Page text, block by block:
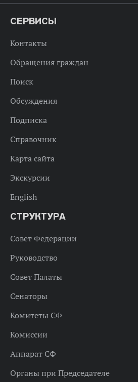
СЕРВИСЫ
Контакты
Обращения граждан
Поиск
Обсуждения
Подписка
Справочник
Карта сайта
Экскурсии
English
СТРУКТУРА
Совет Федерации
Руководство
Совет Палаты
Сенаторы
Комитеты СФ
Комиссии
Аппарат СФ
Органы при Председателе